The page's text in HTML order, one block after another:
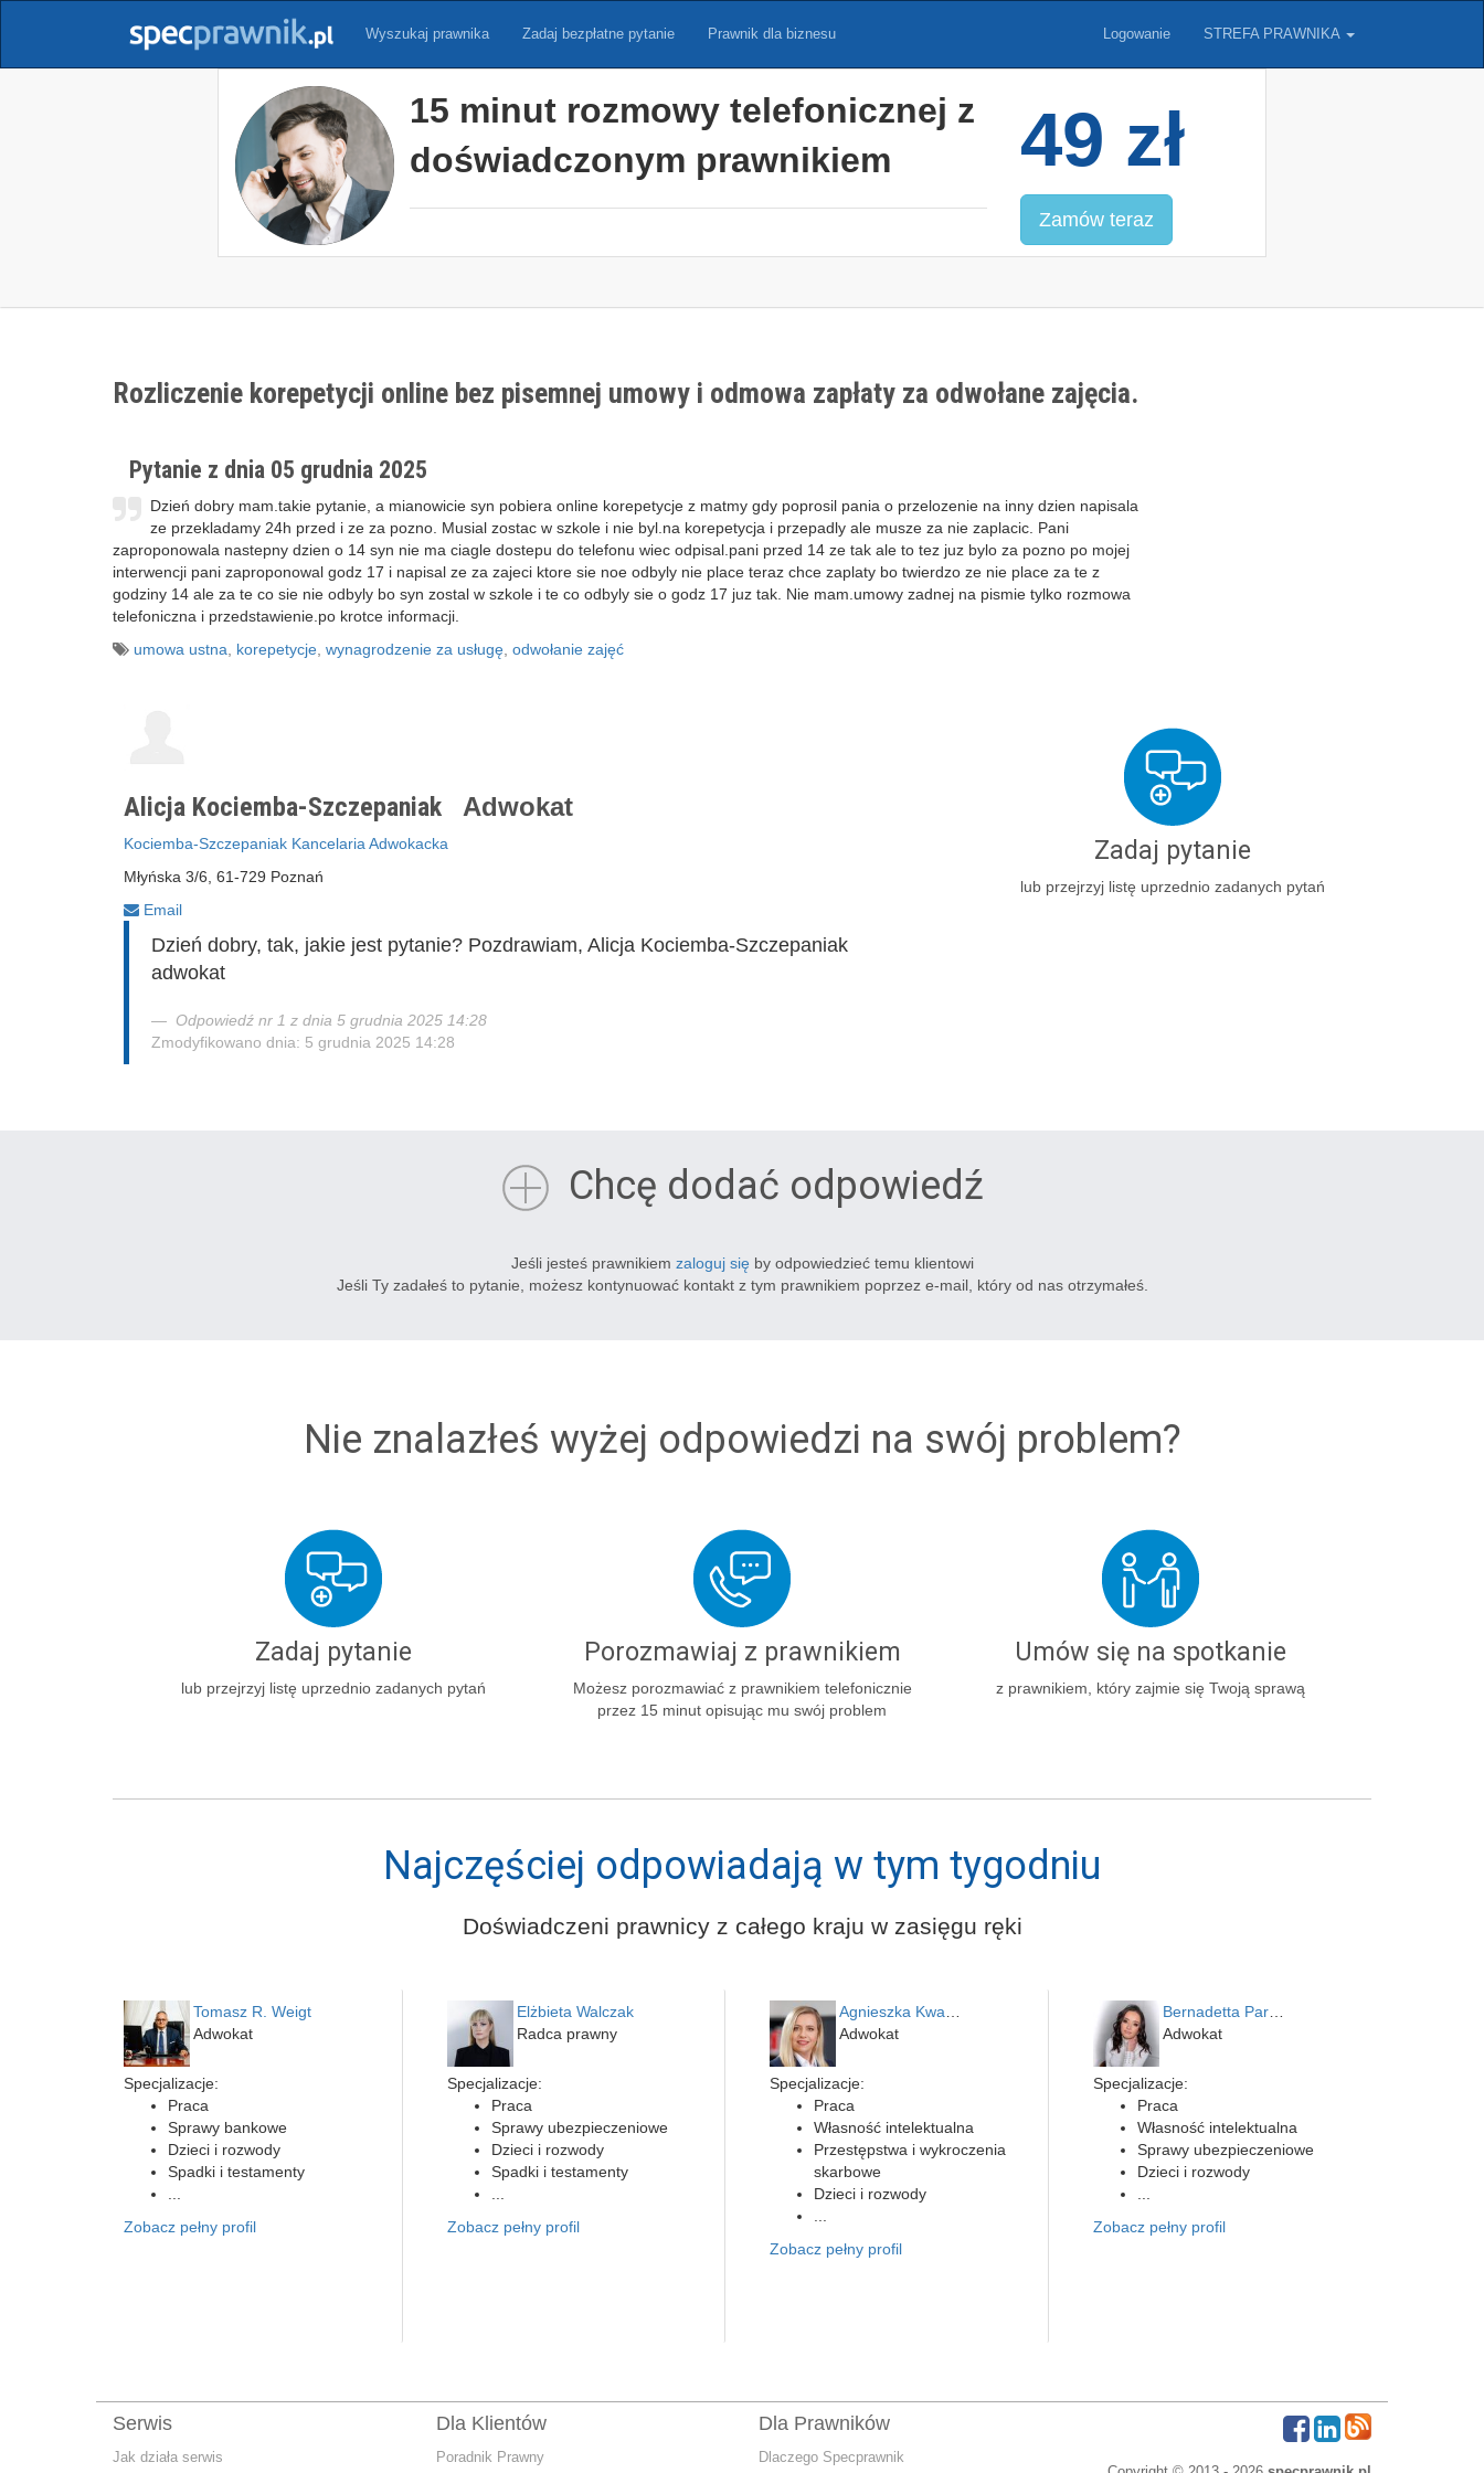
Wyszukaj prawnika Zadaj bezpłatne pytanie Prawnik dla biznesu Logowanie STREFA PRAWNIKA
15 minut rozmowy telefonicznej z
doświadczonym prawnikiem
49 zł
Zamów teraz
Rozliczenie korepetycji online bez pisemnej umowy i odmowa zapłaty za odwołane zajęcia.
Pytanie z dnia 05 grudnia 2025
Dzień dobry mam.takie pytanie, a mianowicie syn pobiera online korepetycje z matmy gdy poprosil pania o przelozenie na inny dzien napisala
ze przekladamy 24h przed i ze za pozno. Musial zostac w szkole i nie byl.na korepetycja i przepadly ale musze za nie zaplacic. Pani
zaproponowala nastepny dzien o 14 syn nie ma ciagle dostepu do telefonu wiec odpisal.pani przed 14 ze tak ale to tez juz bylo za pozno po mojej
interwencji pani zaproponowal godz 17 i napisal ze za zajeci ktore sie noe odbyly nie place teraz chce zaplaty bo twierdzo ze nie place za te z
godziny 14 ale za te co sie nie odbyly bo syn zostal w szkole i te co odbyly sie o godz 17 juz tak. Nie mam.umowy zadnej na pismie tylko rozmowa
telefoniczna i przedstawienie.po krotce informacji.
umowa ustna
korepetycje wynagrodzenie za usługę odwołanie zajęć
Alicja Kociemba-Szczepaniak Adwokat
Kociemba-Szczepaniak Kancelaria Adwokacka
Młyńska 3/6, 61-729 Poznań
Email
Dzień dobry, tak, jakie jest pytanie? Pozdrawiam, Alicja Kociemba-Szczepaniak
adwokat
Odpowiedź nr 1 z dnia 5 grudnia 2025 14:28
Zmodyfikowano dnia: 5 grudnia 2025 14:28
Zadaj pytanie
lub przejrzyj listę uprzednio zadanych pytań
Chcę dodać odpowiedź
Jeśli jesteś prawnikiem zaloguj się by odpowiedzieć temu klientowi
Jeśli Ty zadałeś to pytanie, możesz kontynuować kontakt z tym prawnikiem poprzez e-mail, który od nas otrzymałeś.
Nie znalazłeś wyżej odpowiedzi na swój problem?
Zadaj pytanie
lub przejrzyj listę uprzednio zadanych pytań
Porozmawiaj z prawnikiem
Możesz porozmawiać z prawnikiem telefonicznie
przez 15 minut opisując mu swój problem
Umów się na spotkanie
z prawnikiem, który zajmie się Twoją sprawą
Najczęściej odpowiadają w tym tygodniu
Doświadczeni prawnicy z całego kraju w zasięgu ręki
Tomasz R. Weigt
Adwokat
Specjalizacje:
Praca
Sprawy bankowe
Dzieci i rozwody
Spadki i testamenty
Zobacz pełny profil
Elżbieta Walczak
Radca prawny
Specjalizacje:
Praca
Sprawy ubezpieczeniowe
Dzieci i rozwody
Spadki i testamenty
Zobacz pełny profil
Adwokat
Specjalizacje:
Praca
Własność intelektualna
Przestępstwa i wykroczenia
skarbowe
Dzieci i rozwody
Zobacz pełny profil
Bernadetta Parusińska- U…
Adwokat
Specjalizacje:
Praca
Własność intelektualna
Sprawy ubezpieczeniowe
Dzieci i rozwody
Zobacz pełny profil
Serwis
Jak działa serwis
Dla Klientów
Poradnik Prawny
Dla Prawników
Dlaczego Specprawnik